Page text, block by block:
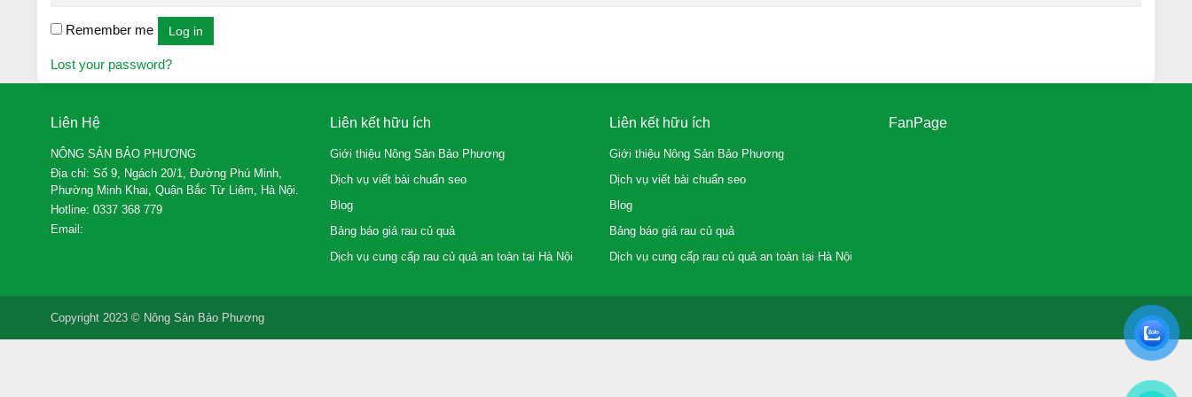
Remember me Log in
Lost your password?
Liên Hệ
NÔNG SẢN BẢO PHƯƠNG
Địa chỉ: Số 9, Ngách 20/1, Đường Phú Minh,
Phường Minh Khai, Quận Bắc Từ Liêm, Hà Nội.
Hotline: 0337 368 779
Email:
Liên kết hữu ích
Giới thiệu Nông Sản Bảo Phương
Dịch vụ viết bài chuẩn seo
Blog
Bảng báo giá rau củ quả
Dịch vụ cung cấp rau củ quả an toàn tại Hà Nội
Liên kết hữu ích
Giới thiệu Nông Sản Bảo Phương
Dịch vụ viết bài chuẩn seo
Blog
Bảng báo giá rau củ quả
Dịch vụ cung cấp rau củ quả an toàn tại Hà Nội
FanPage
Copyright 2023 © Nông Sản Bảo Phương